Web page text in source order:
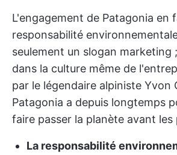
L'engagement de Patagonia en
responsabilité
seulement un slogan marketing
dans la culture même de
par le légendaire alpiniste Yvon
Patagonia a depuis longtemps
faire passer la planète avant
La responsabilité